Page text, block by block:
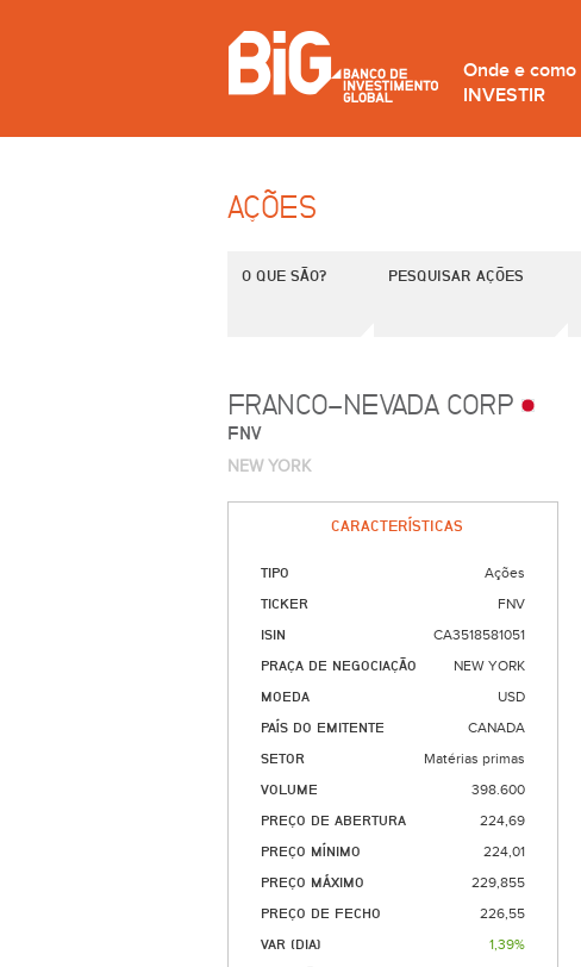
Onde e como
INVESTIR
AÇÕES
O QUE SÃO? PESQUISAR AÇÕES
FRANCO-NEVADA CORP
FNV
NEW YORK
CARACTERÍSTICAS
TIPO Ações
TICKER FNV
ISIN CA3518581051
PRAÇA DE NEGOCIAÇÃO NEW YORK
MOEDA USD
PAÍS DO EMITENTE CANADA
SETOR Matérias primas
VOLUME 398.600
PREÇO DE ABERTURA 224,69
PREÇO MÍNIMO 224,01
PREÇO MÁXIMO 229,855
PREÇO DE FECHO 226,55
VAR (DIA) 1,39%